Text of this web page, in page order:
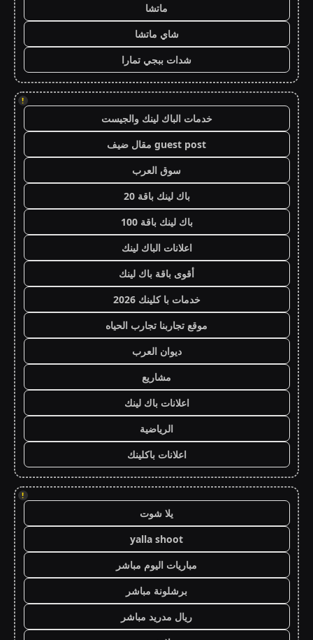
ماتشا
شاي ماتشا
شدات ببجي تمارا
!
خدمات الباك لينك والجيست
guest post مقال ضيف
سوق العرب
باك لينك باقة 20
باك لينك باقة 100
اعلانات الباك لينك
أقوى باقة باك لينك
خدمات با كلينك 2026
موقع تجاربنا تجارب الحياه
ديوان العرب
مشاريع
اعلانات باك لينك
الرياضية
اعلانات باكلينك
!
يلا شوت
yalla shoot
مباريات اليوم مباشر
برشلونة مباشر
ريال مدريد مباشر